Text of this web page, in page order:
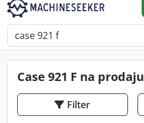
Case 921 F na prodaju
Filter